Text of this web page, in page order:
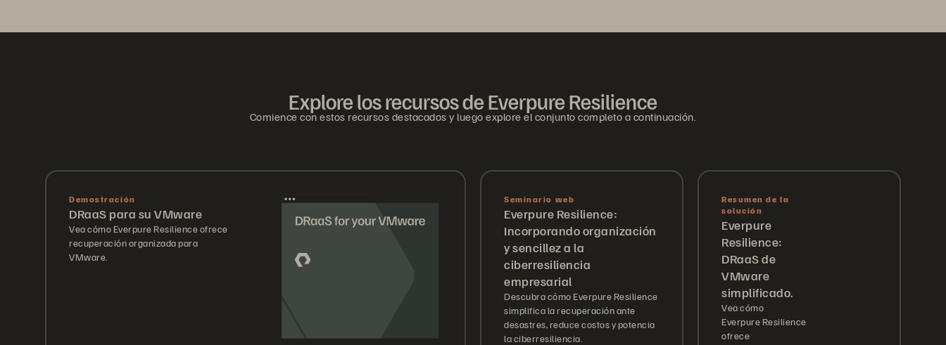
Explore los recursos de Everpure Resilience
Comience con estos recursos destacados y luego explore el conjunto completo a continuación.
Demostración
DRaaS para su VMware
Vea cómo Everpure Resilience ofrece
recuperación organizada para
VMware.
Seminario web
Everpure Resilience:
Incorporando organización
y sencillez a la
ciberresiliencia
empresarial
Descubra cómo Everpure Resilience
simplifica la recuperación ante
desastres, reduce costos y potencia
la ciberresiliencia.
Resumen de la
solución
Everpure
Resilience:
DRaaS de
VMware
simplificado.
Vea cómo
Everpure Resilience
ofrece